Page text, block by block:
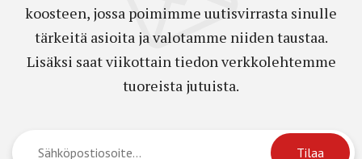
koosteen, jossa poimimme uutisvirrasta sinulle
tärkeitä asioita ja valotamme niiden taustaa.
Lisäksi saat viikottain tiedon verkkolehtemme
tuoreista jutuista.